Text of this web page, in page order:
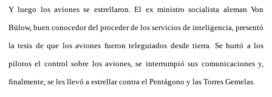
Y luego los aviones se estrellaron. El ex ministro socialista aleman Von
Bülow, buen conocedor del proceder de los servicios de inteligencia, presentó
la tesis de que los aviones fueron teleguiados desde tierra. Se hurtó a los
pilotos el control sobre los aviones, se interrumpió sus comunicaciones y,
finalmente, se les llevó a estrellar contra el Pentágono y las Torres Gemelas.